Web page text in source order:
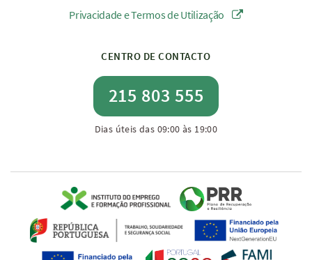
Privacidade e Termos de Utilização
CENTRO DE CONTACTO
215 803 555
Dias úteis das 09:00 às 19:00